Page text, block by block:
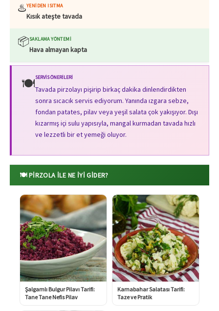
♨️YENIDEN ISITMA
Kısık ateşte tavada
📦SAKLAMA YÖNTEMI
Hava almayan kapta
🍽️SERVIS ÖNERILERI
Tavada pirzolayı pişirip birkaç dakika dinlendirdikten
sonra sıcacık servis ediyorum. Yanında ızgara sebze,
fondan patates, pilav veya yeşil salata çok yakışıyor. Dışı
kızarmış içi sulu yapısıyla, mangal kurmadan tavada hızlı
ve lezzetli bir et yemeği oluyor.
🍽️ PIRZOLA ILE NE İYI GIDER?
Şalgamlı Bulgur Pilavı Tarifi:
Tane Tane Nefis Pilav
Karnabahar Salatası Tarifi:
Taze ve Pratik